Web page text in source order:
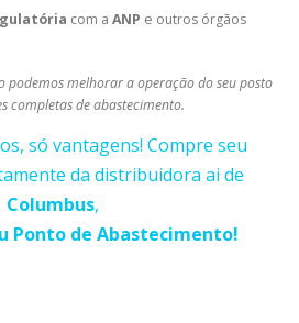
com a ANP e outros órgãos
podemos melhorar a operação do seu posto
completas de abastecimento.
só vantagens! Compre seu
da distribuidora ai de
Columbus,
Ponto de Abastecimento!